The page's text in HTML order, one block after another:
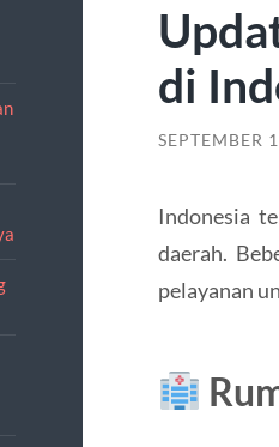
di
SEPTEMBER
Indonesia
daerah.
pelayanan